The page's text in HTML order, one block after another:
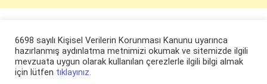
6698 sayılı Kişisel Verilerin Korunması Kanunu uyarınca
hazırlanmış aydınlatma metnimizi okumak ve sitemizde ilgili
mevzuata uygun olarak kullanılan çerezlerle ilgili bilgi almak
için lütfen tıklayınız.